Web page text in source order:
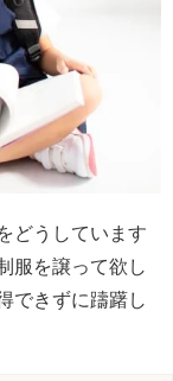
どうしています
服を譲って欲し
できずに躊躇し